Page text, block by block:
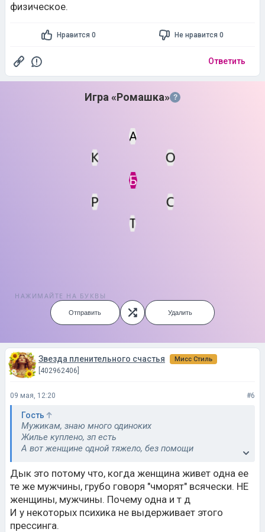
физическое.
Нравится 0 Не нравится 0
Ответить
Игра «Ромашка» ?
Мин. кол-во очков
Б
А
К
О
Р
С
Т
НАЖИМАЙТЕ НА БУКВЫ
Отправить Удалить
Звезда пленительного счастья Мисс Стиль
[402962406]
09 мая, 12:20 #6
Гость
Мужикам, знаю много одиноких
Жилье куплено, зп есть
А вот женщине одной тяжело, без помощи
Главное ни одного незнаю с нервным срывом, зато
женщин знаю(
Дык это потому что, когда женщина живет одна ее
те же мужчины, грубо говоря "чморят" всячески. НЕ
женщины, мужчины. Почему одна и т д
И у некоторых психика не выдерживает этого
прессинга.